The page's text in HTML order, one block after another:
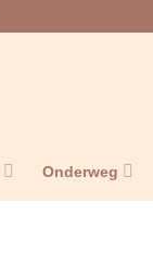
Onderweg